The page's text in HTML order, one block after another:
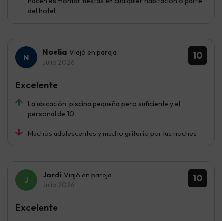
del hotel
10
Noelia Viajó en pareja
Julio 2026
La ubicación, piscina pequeña pero suficiente y el
personal de 10
Muchos adolescentes y mucho griterío por las noches
Excelente
10
Jordi Viajó en pareja
Julio 2026
Excelente